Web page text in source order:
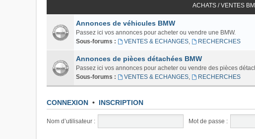
ACHATS / VENTES
Annonces de véhicules BMW
Passez ici vos annonces pour acheter ou vendre une BMW.
Sous-forums :
VENTES & ECHANGES, RECHERCHES
Annonces de pièces détachées BMW
Passez ici vos annonces pour acheter ou vendre des pièces
Sous-forums :
VENTES & ECHANGES, RECHERCHES
CONNEXION • INSCRIPTION
Nom d’utilisateur : Mot de passe :